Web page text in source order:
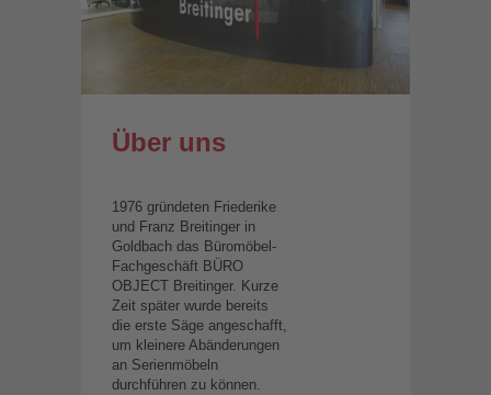
Über uns
1976 gründeten Friederike
und Franz Breitinger in
Goldbach das Büromöbel-
Fachgeschäft BÜRO
OBJECT Breitinger. Kurze
Zeit später wurde bereits
die erste Säge angeschafft,
um kleinere Abänderungen
an Serienmöbeln
durchführen zu können.